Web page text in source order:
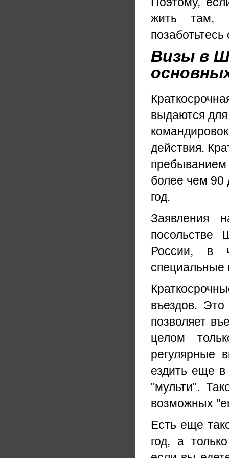
жить там,
Визы в
выдаются для
действия.
более чем 90
год.
Заявления
России, в
специальные
въездов.
позволяет
целом
регулярные
ездить еще в
"мульти".
возможных
Есть еще
год, а